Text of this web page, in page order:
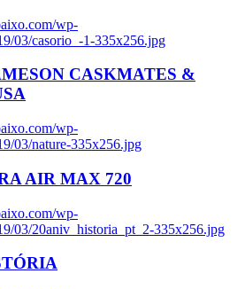
wp-
03/casorio_-1-335x256.jpg
CASKMATES &
wp-
03/nature-335x256.jpg
AIR MAX 720
wp-
03/20aniv_historia_pt_2-335x256.jpg